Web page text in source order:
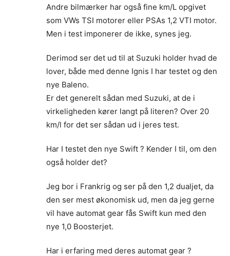
Andre bilmærker har også fine km/L opgivet
som VWs TSI motorer eller PSAs 1,2 VTI motor.
Men i test imponerer de ikke, synes jeg.
Derimod ser det ud til at Suzuki holder hvad de
lover, både med denne Ignis I har testet og den
nye Baleno.
Er det generelt sådan med Suzuki, at de i
virkeligheden kører langt på literen? Over 20
km/l for det ser sådan ud i jeres test.
Har I testet den nye Swift ? Kender I til, om den
også holder det?
Jeg bor i Frankrig og ser på den 1,2 dualjet, da
den ser mest økonomisk ud, men da jeg gerne
vil have automat gear fås Swift kun med den
nye 1,0 Boosterjet.
Har i erfaring med deres automat gear ?